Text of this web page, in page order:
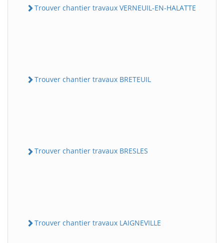
Trouver chantier travaux VERNEUIL-EN-HALATTE
Trouver chantier travaux BRETEUIL
Trouver chantier travaux BRESLES
Trouver chantier travaux LAIGNEVILLE